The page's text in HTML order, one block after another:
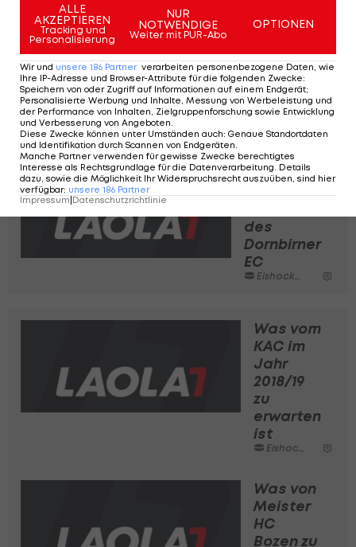
werden
Vienna
Capitals
2018/19
zeigen
Eishockey
Das sind
die
des
Dornbirner
EC
Eishockey
Was vom
KAC im
Jahr
2018/19
zu
erwarten
ist
Eishockey
Was von
Meister
HC
Bozen zu
ALLE
AKZEPTIEREN
Tracking und
Personalisierung
NUR
NOTWENDIGE
Weiter mit PUR-Abo
OPTIONEN
Wir und unsere 186 Partner verarbeiten personenbezogene Daten, wie
Ihre IP-Adresse und Browser-Attribute für die folgenden Zwecke:
Speichern von oder Zugriff auf Informationen auf einem Endgerät;
Personalisierte Werbung und Inhalte, Messung von Werbeleistung und
der Performance von Inhalten, Zielgruppenforschung sowie Entwicklung
und Verbesserung von Angeboten
Diese Zwecke können unter Umständen auch: Genaue Standortdaten
und Identifikation durch Scannen von Endgeräten
Manche Partner verwenden für gewisse Zwecke berechtigtes
Interesse als Rechtsgrundlage für die Datenverarbeitung. Details
dazu, sowie die Möglichkeit Ihr Widerspruchsrecht auszuüben, sind hier
verfügbar: unsere 186 Partner
Impressum|Datenschutzrichtlinie